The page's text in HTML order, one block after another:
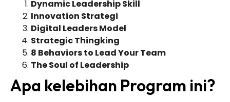
Dynamic Leadership Skill
Innovation Strategi
Digital Leaders Model
Strategic Thingking
8 Behaviors to Lead Your Team
The Soul of Leadership
Apa kelebihan Program ini?